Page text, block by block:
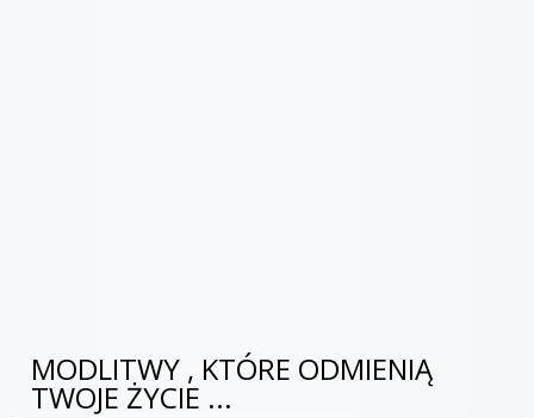
MODLITWY , KTÓRE ODMIENIĄ
TWOJE ŻYCIE ...